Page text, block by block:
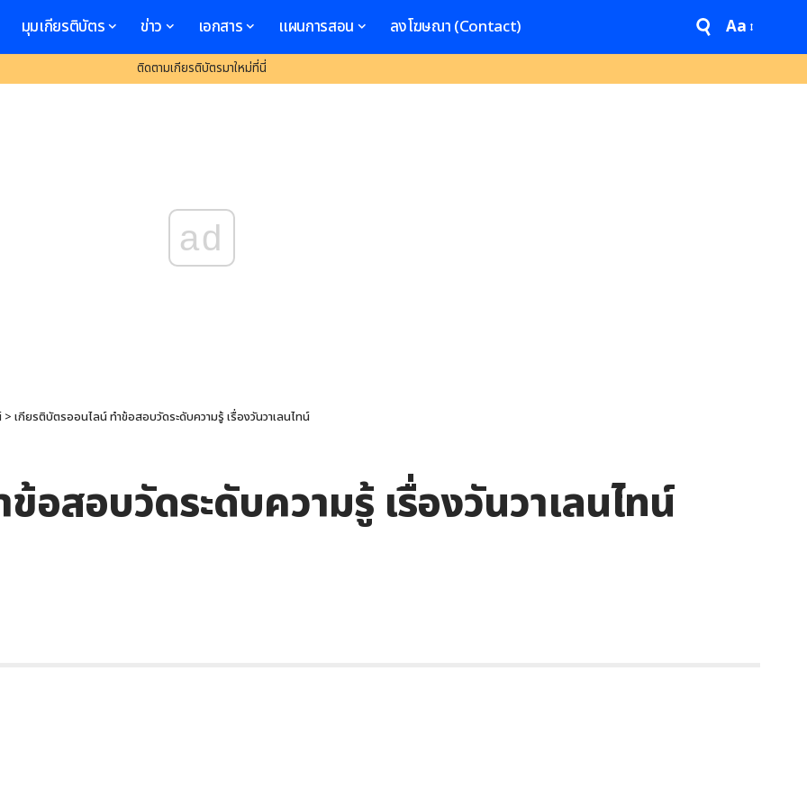
มุมเกียรติบัตร ข่าว เอกสาร แผนการสอน ลงโฆษณา (Contact) Aa
ติดตามเกียรติบัตรมาใหม่ที่นี่
ad
> เกียรติบัตรออนไลน์ ทำข้อสอบวัดระดับความรู้ เรื่องวันวาเลนไทน์
อสอบวัดระดับความรู้ เรื่องวันวาเลนไทน์